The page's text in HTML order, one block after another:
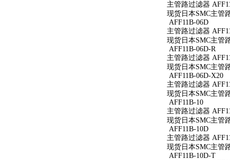
主管路过滤器
现货日本SMC主管
AFF11B-06D
主管路过滤器
现货日本SMC主管
AFF11B-06D-R
主管路过滤器
现货日本SMC主管
AFF11B-06D-X20
主管路过滤器
现货日本SMC主管
AFF11B-10
主管路过滤器
现货日本SMC主管
AFF11B-10D
主管路过滤器
现货日本SMC主管
AFF11B-10D-T